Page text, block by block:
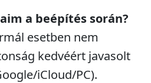
a beépítés során?
esetben nem
kedvéért javasolt
iCloud/PC).